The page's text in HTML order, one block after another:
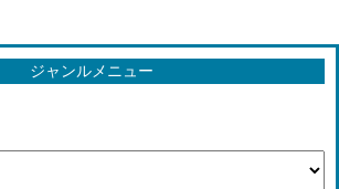
ジャンルメニュー